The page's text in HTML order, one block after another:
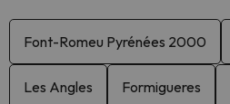
Font-Romeu Pyrénées 2000
Les Angles Formigueres